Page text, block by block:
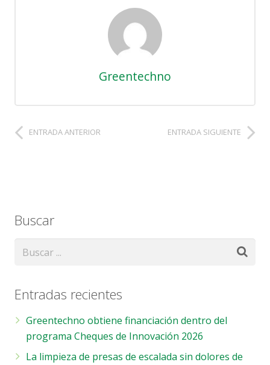
Greentechno
ENTRADA ANTERIOR ENTRADA SIGUIENTE
Buscar
Entradas recientes
Greentechno obtiene financiación dentro del
programa Cheques de Innovación 2026
La limpieza de presas de escalada sin dolores de